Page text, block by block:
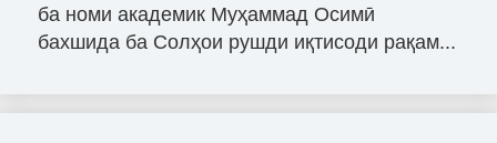
ба номи академик Муҳаммад Осимӣ
бахшида ба Солҳои рушди иқтисоди рақам...